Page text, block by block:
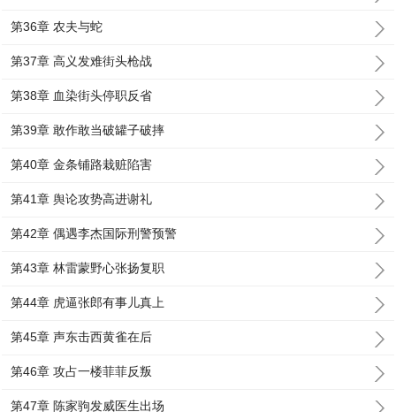
第36章 农夫与蛇
第37章 高义发难街头枪战
第38章 血染街头停职反省
第39章 敢作敢当破罐子破摔
第40章 金条铺路栽赃陷害
第41章 舆论攻势高进谢礼
第42章 偶遇李杰国际刑警预警
第43章 林雷蒙野心张扬复职
第44章 虎逼张郎有事儿真上
第45章 声东击西黄雀在后
第46章 攻占一楼菲菲反叛
第47章 陈家驹发威医生出场